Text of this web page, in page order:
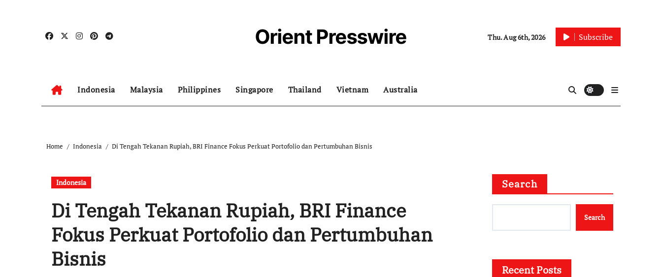
Orient Presswire Thu. Aug 6th, 2026 Subscribe
Indonesia Malaysia Philippines Singapore Thailand Vietnam Australia
Home Indonesia Di Tengah Tekanan Rupiah, BRI Finance Fokus Perkuat Portofolio dan Pertumbuhan Bisnis
Indonesia
Di Tengah Tekanan Rupiah, BRI Finance
Fokus Perkuat Portofolio dan Pertumbuhan
Bisnis
Search
Search
Recent Posts